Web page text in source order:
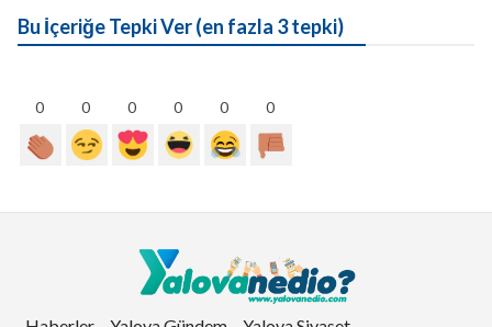
Bu İçeriğe Tepki Ver (en fazla 3 tepki)
0 0 0 0 0 0